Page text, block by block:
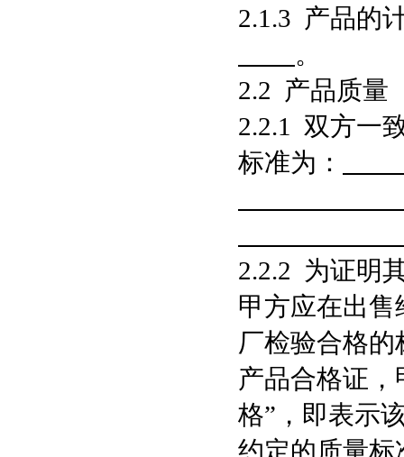
2.1.3 产品的
。
2.2 产品质量
2.2.1 双方一
标准为：
2.2.2 为证明
甲方应在出
厂检验合格
产品合格证
格”，即表示
约定的质量标